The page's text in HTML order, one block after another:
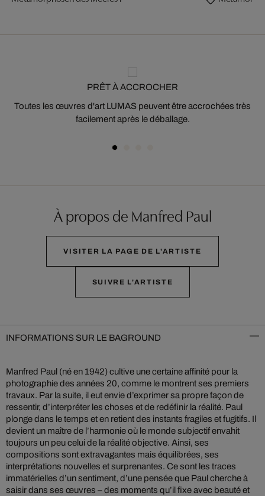
PRÊT À ACCROCHER
Toutes les œuvres d'art LUMAS peuvent être accrochées très
facilement après le déballage.
À propos de Manfred Paul
VISITER LA PAGE DE L'ARTISTE
SUIVRE L'ARTISTE
INFORMATIONS SUR LE BAGROUND
Manfred Paul (né en 1942) cultive une certaine affinité pour la
photographie des années 20, comme le montrent ses premiers
travaux. Par la suite, il eut envie d’exprimer sa propre façon de
ressentir, d’interpréter les choses et de redéfinir la réalité. Paul
plonge dans le temps et en retient des instants fragiles et fugitifs. Il
devient un maître de l’harmonie où le monde subjectif envahit
toujours un peu celui de la réalité objective. Ainsi, ses
compositions sont extravagantes mais équilibrées, ses
interprétations nouvelles et surprenantes. Ce sont les traces
immatérielles d’un sentiment, d’une pensée que Paul cherche à
saisir dans ses œuvres – des moments qu’il fixe avec beauté et